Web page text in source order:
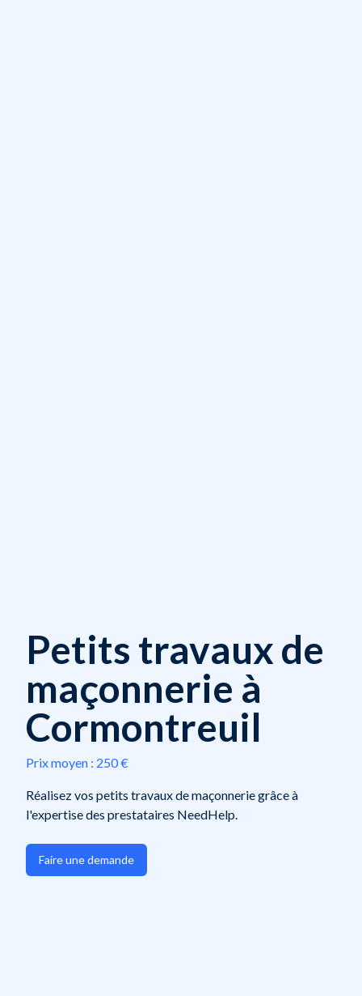
Petits travaux de
maçonnerie à
Cormontreuil
Prix moyen : 250 €
Réalisez vos petits travaux de maçonnerie grâce à
l'expertise des prestataires NeedHelp.
Faire une demande